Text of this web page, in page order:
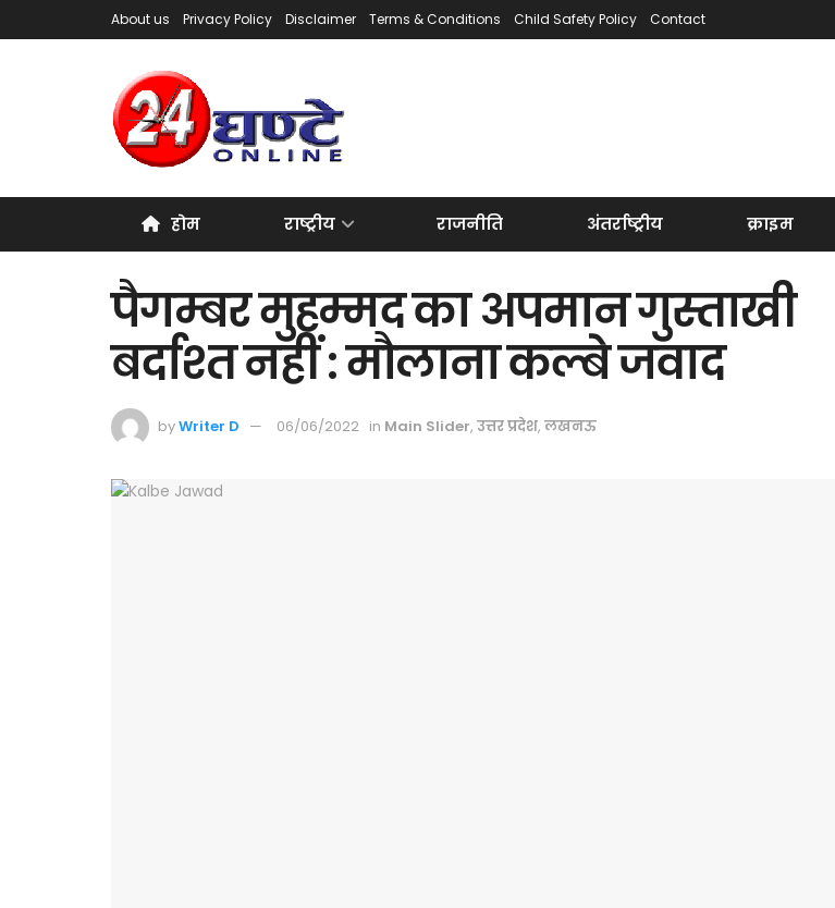
About us Privacy Policy Disclaimer Terms & Conditions Child Safety Policy Contact
होम राष्ट्रीय राजनीति अंतर्राष्ट्रीय क्राइम
पैगम्बर मुहम्मद का अपमान गुस्ताखी
बर्दाश्त नहीं : मौलाना कल्बे जवाद
byWriter D 06/06/2022 in Main Slider, उत्तर प्रदेश, लखनऊ